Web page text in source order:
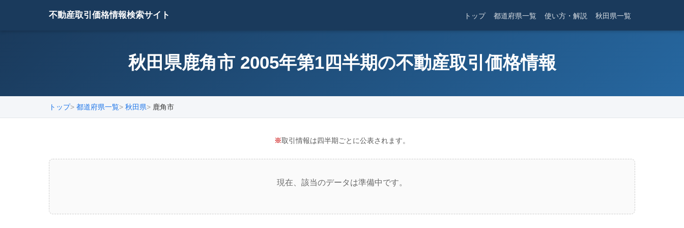
不動産取引価格情報検索サイト トップ 都道府県一覧 使い方・解説 秋田県一覧
秋田県鹿角市 2005年第1四半期の不動産取引価格情報
トップ 都道府県一覧 秋田県 鹿角市
※取引情報は四半期ごとに公表されます。
現在、該当のデータは準備中です。